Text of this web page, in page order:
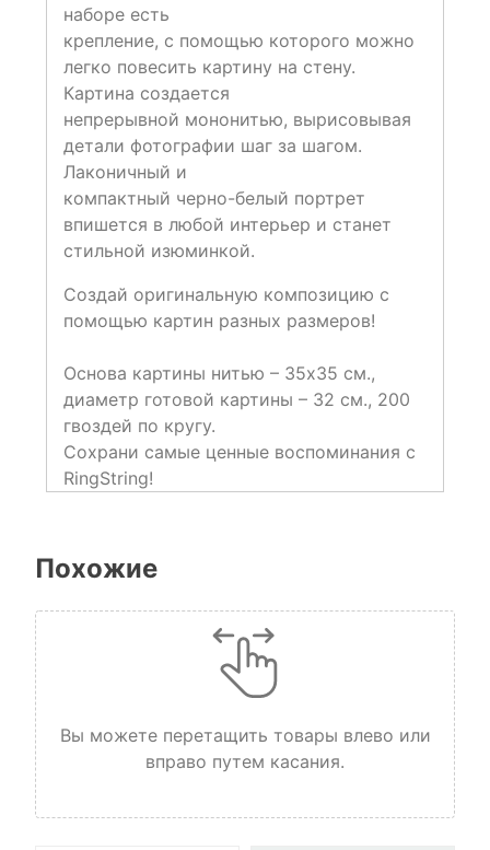
наборе есть
крепление, с помощью которого можно
легко повесить картину на стену.
Картина создается
непрерывной мононитью, вырисовывая
детали фотографии шаг за шагом.
Лаконичный и
компактный черно-белый портрет
впишется в любой интерьер и станет
стильной изюминкой.
Создай оригинальную композицию с
помощью картин разных размеров!
Основа картины нитью – 35х35 см.,
диаметр готовой картины – 32 см., 200
гвоздей по кругу.
Сохрани самые ценные воспоминания с
RingString!
Похожие
Вы можете перетащить товары влево или
вправо путем касания.